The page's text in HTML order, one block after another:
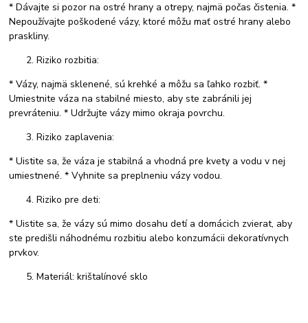
* Dávajte si pozor na ostré hrany a otrepy, najmä počas čistenia. *
Nepoužívajte poškodené vázy, ktoré môžu mať ostré hrany alebo
praskliny.
Riziko rozbitia:
* Vázy, najmä sklenené, sú krehké a môžu sa ľahko rozbiť. *
Umiestnite váza na stabilné miesto, aby ste zabránili jej
prevráteniu. * Udržujte vázy mimo okraja povrchu.
Riziko zaplavenia:
* Uistite sa, že váza je stabilná a vhodná pre kvety a vodu v nej
umiestnené. * Vyhnite sa preplneniu vázy vodou.
Riziko pre deti:
* Uistite sa, že vázy sú mimo dosahu detí a domácich zvierat, aby
ste predišli náhodnému rozbitiu alebo konzumácii dekoratívnych
prvkov.
Materiál: krištalínové sklo